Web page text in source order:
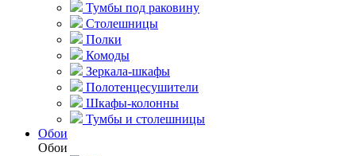
Тумбы под раковину
Столешницы
Полки
Комоды
Зеркала-шкафы
Полотенцесушители
Шкафы-колонны
Тумбы и столешницы
Обои
Обои